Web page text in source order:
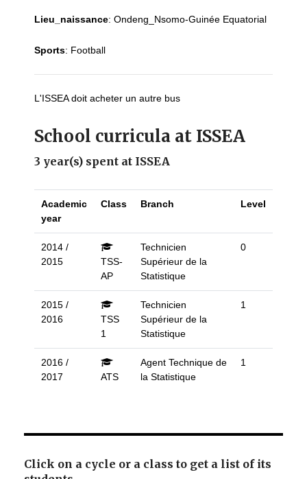
Lieu_naissance: Ondeng_Nsomo-Guinée Equatorial
Sports: Football
L'ISSEA doit acheter un autre bus
School curricula at ISSEA
3 year(s) spent at ISSEA
Academic
year
Class Branch Level
2014 /
2015
TSS-
AP
Technicien
Supérieur de la
Statistique
0
2015 /
2016
TSS
1
Technicien
Supérieur de la
Statistique
1
2016 /
2017
ATS
Agent Technique de
la Statistique
1
Click on a cycle or a class to get a list of its